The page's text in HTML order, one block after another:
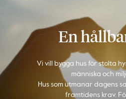
En
Vi vill bygga hus för stolta
människa och
Hus som utmanar dagens
framtidens krav.